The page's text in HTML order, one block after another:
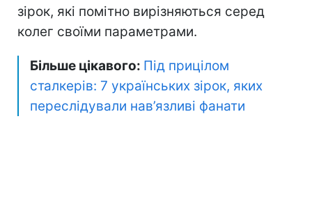
зірок, які помітно вирізняються серед
колег своїми параметрами.
Більше цікавого: Під прицілом
сталкерів: 7 українських зірок, яких
переслідували нав’язливі фанати